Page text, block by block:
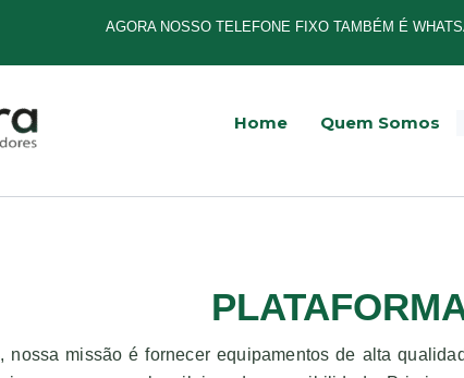
AGORA NOSSO TELEFONE FIXO TAMBÉM É
Home Quem Somos
nossa missão é fornecer equipamentos de alta